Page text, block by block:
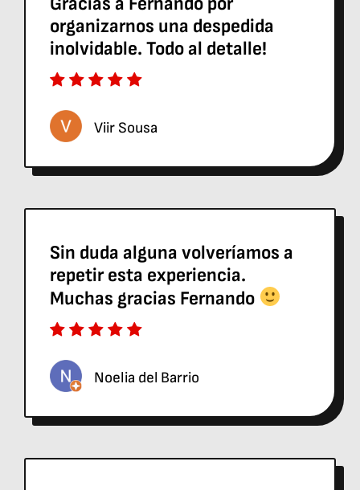
organizarnos una despedida
inolvidable. Todo al detalle!
Viir Sousa
Sin duda alguna volveríamos a
repetir esta experiencia.
Muchas gracias Fernando
Noelia del Barrio